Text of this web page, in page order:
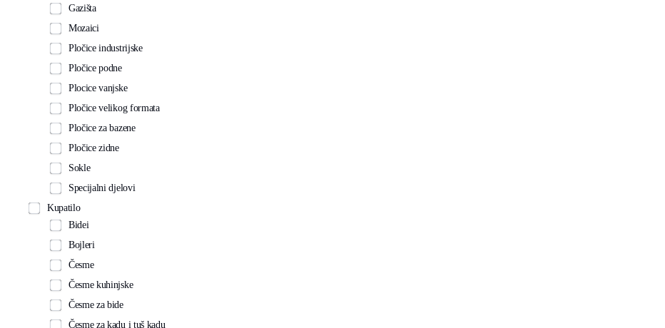
Gazišta
Mozaici
Pločice industrijske
Pločice podne
Plocice vanjske
Pločice velikog formata
Pločice za bazene
Pločice zidne
Sokle
Specijalni djelovi
Kupatilo
Bidei
Bojleri
Česme
Česme kuhinjske
Česme za bide
Česme za kadu i tuš kadu